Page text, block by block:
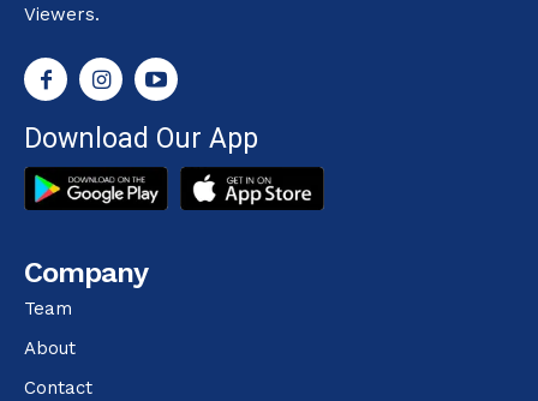
Viewers.
Download Our App
Company
Team
About
Contact